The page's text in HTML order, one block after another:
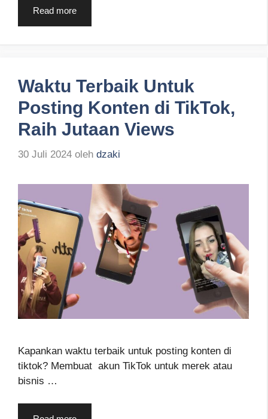
Read more
Waktu Terbaik Untuk
Posting Konten di TikTok,
Raih Jutaan Views
30 Juli 2024 oleh dzaki
Kapankan waktu terbaik untuk posting konten di
tiktok? Membuat akun TikTok untuk merek atau
bisnis …